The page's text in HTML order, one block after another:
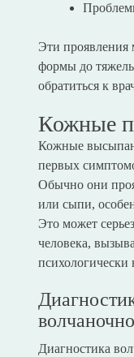
Эти проявления
формы до
обратиться к
Кожные
Кожные
первых
Обычно они
или сыпи,
Это может
человека,
Диагностика